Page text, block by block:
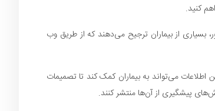
کنید.
بسیاری از بیماران ترجیح می‌دهند که از طریق وب
می‌تواند به بیماران کمک کند تا تصمیمات
پیشگیری از آن‌ها منتشر کنند.